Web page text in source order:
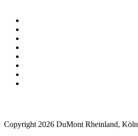
Copyright 2026 DuMont Rheinland, Köln